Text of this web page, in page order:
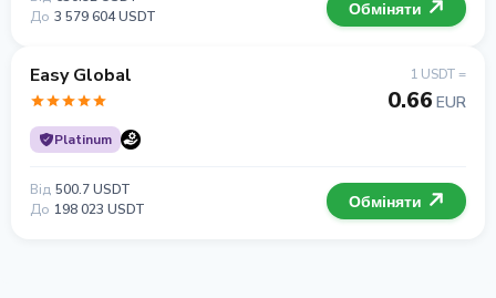
До 3 579 604 USDT Обміняти
Easy Global
Platinum
1 USDT =
0.66 EUR
Від 500.7 USDT
До 198 023 USDT Обміняти